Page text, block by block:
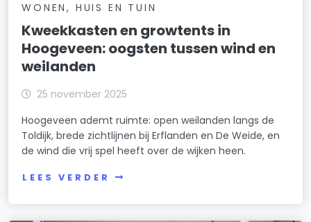
WONEN, HUIS EN TUIN
Kweekkasten en growtents in
Hoogeveen: oogsten tussen wind en
weilanden
25 november 2025
Hoogeveen ademt ruimte: open weilanden langs de
Toldijk, brede zichtlijnen bij Erflanden en De Weide, en
de wind die vrij spel heeft over de wijken heen.
LEES VERDER